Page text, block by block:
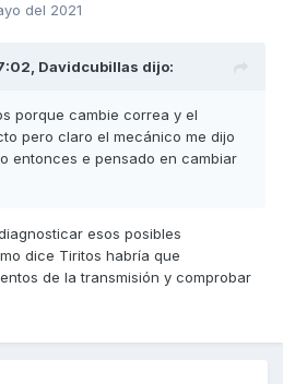
del 2021
Davidcubillas dijo:
porque cambie correa y el
pero claro el mecánico me dijo
entonces e pensado en cambiar
esos posibles
dice Tiritos habría que
de la transmisión y comprobar